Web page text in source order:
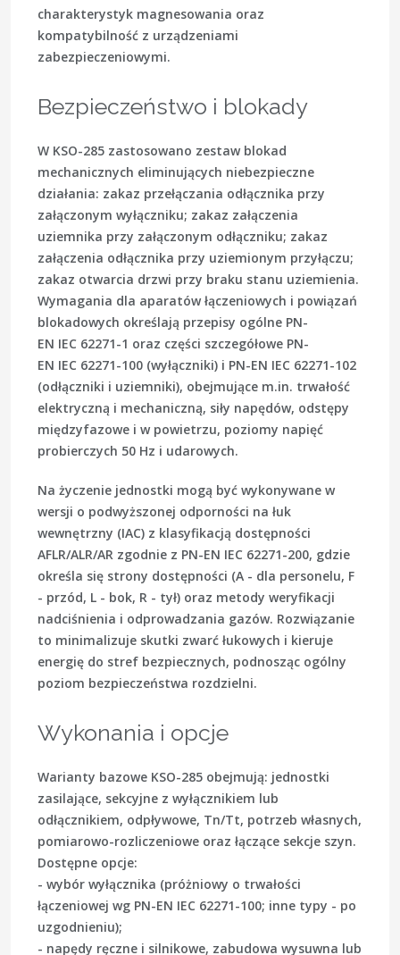
charakterystyk magnesowania oraz
kompatybilność z urządzeniami
zabezpieczeniowymi.
Bezpieczeństwo i blokady
W KSO-285 zastosowano zestaw blokad
mechanicznych eliminujących niebezpieczne
działania: zakaz przełączania odłącznika przy
załączonym wyłączniku; zakaz załączenia
uziemnika przy załączonym odłączniku; zakaz
załączenia odłącznika przy uziemionym przyłączu;
zakaz otwarcia drzwi przy braku stanu uziemienia.
Wymagania dla aparatów łączeniowych i powiązań
blokadowych określają przepisy ogólne PN-
EN IEC 62271-1 oraz części szczegółowe PN-
EN IEC 62271-100 (wyłączniki) i PN-EN IEC 62271-102
(odłączniki i uziemniki), obejmujące m.in. trwałość
elektryczną i mechaniczną, siły napędów, odstępy
międzyfazowe i w powietrzu, poziomy napięć
probierczych 50 Hz i udarowych.
Na życzenie jednostki mogą być wykonywane w
wersji o podwyższonej odporności na łuk
wewnętrzny (IAC) z klasyfikacją dostępności
AFLR/ALR/AR zgodnie z PN-EN IEC 62271-200, gdzie
określa się strony dostępności (A - dla personelu, F
- przód, L - bok, R - tył) oraz metody weryfikacji
nadciśnienia i odprowadzania gazów. Rozwiązanie
to minimalizuje skutki zwarć łukowych i kieruje
energię do stref bezpiecznych, podnosząc ogólny
poziom bezpieczeństwa rozdzielni.
Wykonania i opcje
Warianty bazowe KSO-285 obejmują: jednostki
zasilające, sekcyjne z wyłącznikiem lub
odłącznikiem, odpływowe, Tn/Tt, potrzeb własnych,
pomiarowo-rozliczeniowe oraz łączące sekcje szyn.
Dostępne opcje:
- wybór wyłącznika (próżniowy o trwałości
łączeniowej wg PN-EN IEC 62271-100; inne typy - po
uzgodnieniu);
- napędy ręczne i silnikowe, zabudowa wysuwna lub